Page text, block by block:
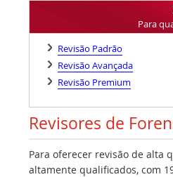
Para
Revisão Padrão
Revisão Avançada
Revisão Premium
Revisores de
Para oferecer revisão de alta
altamente qualificados, com